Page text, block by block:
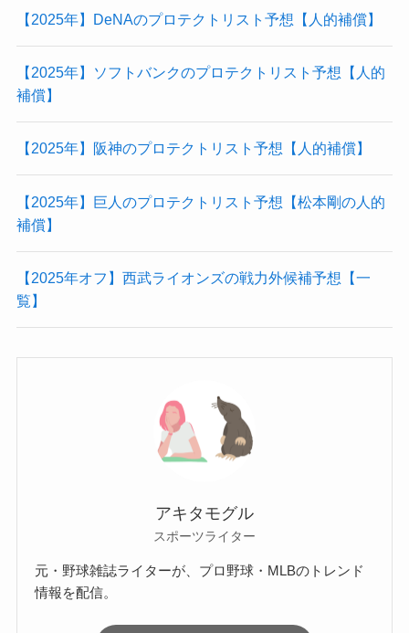
【2025年】DeNAのプロテクトリスト予想【人的補償】
【2025年】ソフトバンクのプロテクトリスト予想【人的
補償】
【2025年】阪神のプロテクトリスト予想【人的補償】
【2025年】巨人のプロテクトリスト予想【松本剛の人的
補償】
【2025年オフ】西武ライオンズの戦力外候補予想【一
覧】
アキタモグル
スポーツライター
元・野球雑誌ライターが、プロ野球・MLBのトレンド
情報を配信。